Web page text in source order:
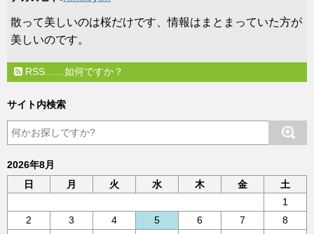
​散って美しいのは桜だけです、情報はまとまっていた方が
美しいのです。
RSS……如何ですか？
サイト内検索
2026年8月
日
月 火 水 木 金
土
1
2
3 4 5 6 7
8